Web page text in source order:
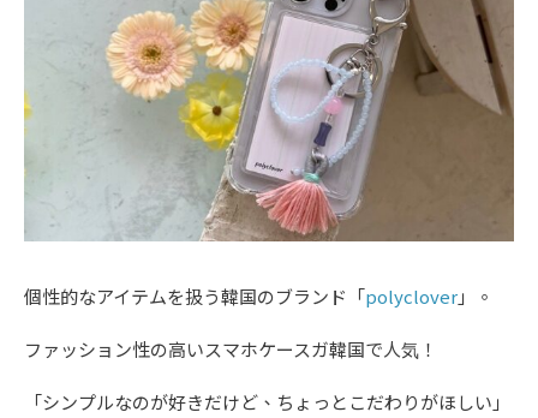
個性的なアイテムを扱う韓国のブランド「polyclover」。
ファッション性の高いスマホケースガ韓国で人気！
「シンプルなのが好きだけど、ちょっとこだわりがほしい」